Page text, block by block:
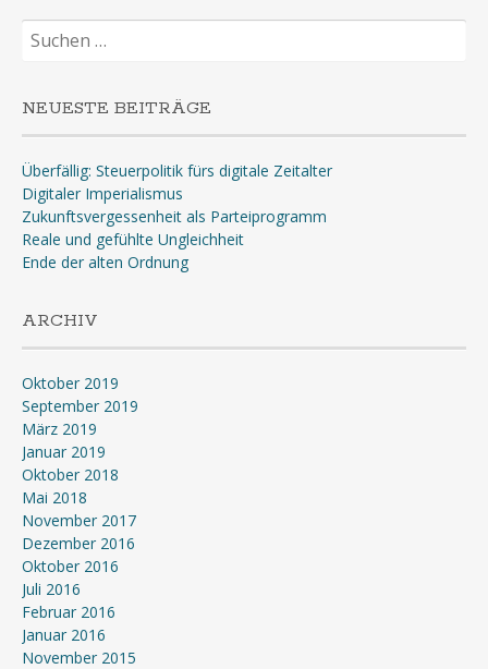
Suchen
nach:
NEUESTE BEITRÄGE
Überfällig: Steuerpolitik fürs digitale Zeitalter
Digitaler Imperialismus
Zukunftsvergessenheit als Parteiprogramm
Reale und gefühlte Ungleichheit
Ende der alten Ordnung
ARCHIV
Oktober 2019
September 2019
März 2019
Januar 2019
Oktober 2018
Mai 2018
November 2017
Dezember 2016
Oktober 2016
Juli 2016
Februar 2016
Januar 2016
November 2015